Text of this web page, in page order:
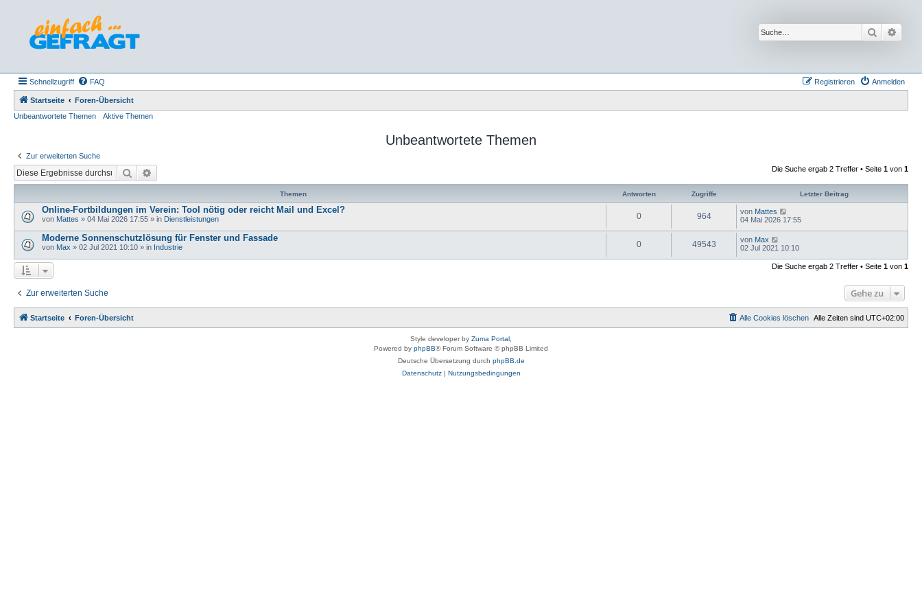
Suche
Schnellzugriff FAQ Anmelden
Registrieren
Startseite
Foren-Übersicht
Unbeantwortete Themen
Aktive Themen
Unbeantwortete Themen
Zur erweiterten Suche
Suche Die Suche ergab 2 Treffer • Seite 1 von 1
Themen Antworten Zugriffe Letzter Beitrag
Online-Fortbildungen im Verein: Tool nötig oder reicht Mail und Excel?
von Mattes » 04 Mai 2026 17:55 » in Dienstleistungen 0 964 von Mattes
04 Mai 2026 17:55
Moderne Sonnenschutzlösung für Fenster und Fassade
von Max » 02 Jul 2021 10:10 » in Industrie 0 49543 von Max
02 Jul 2021 10:10
Die Suche ergab 2 Treffer • Seite 1 von 1
Zur erweiterten Suche Gehe zu
Startseite Foren-Übersicht Alle Zeiten sind UTC+02:00
Alle Cookies löschen
Style developer by Zuma Portal
Powered by phpBB® Forum Software © phpBB Limited
Deutsche Übersetzung durch phpBB.de
Datenschutz| Nutzungsbedingungen